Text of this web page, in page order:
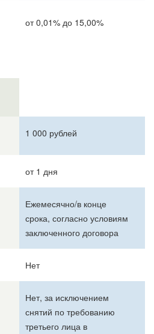
от 0,01% до 15,00%
1 000 рублей
от 1 дня
Ежемесячно/в конце
срока, согласно условиям
заключенного договора
Нет
Нет, за исключением
снятий по требованию
третьего лица в